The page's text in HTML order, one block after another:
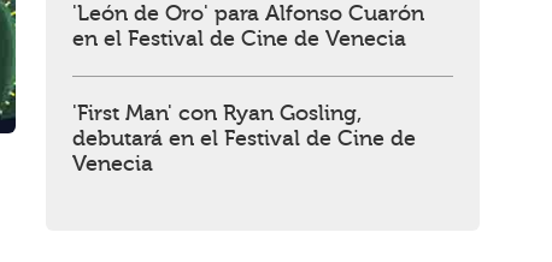
'León de Oro' para Alfonso Cuarón
en el Festival de Cine de Venecia
'First Man' con Ryan Gosling,
debutará en el Festival de Cine de
Venecia